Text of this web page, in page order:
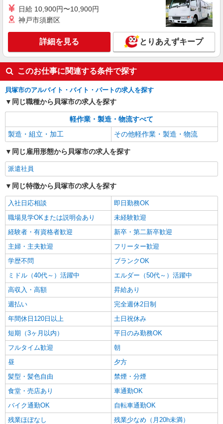
日給 10,900円〜10,900円
神戸市須磨区
詳細を見る とりあえずキープ
このお仕事に関連する条件で探す
貝塚市のアルバイト・バイト・パートの求人を探す
同じ職種から貝塚市の求人を探す
軽作業・製造・物流すべて
製造・組立・加工
その他軽作業・製造・物流
同じ雇用形態から貝塚市の求人を探す
派遣社員
同じ特徴から貝塚市の求人を探す
入社日応相談
即日勤務OK
職場見学OKまたは説明会あり
未経験歓迎
経験者・有資格者歓迎
新卒・第二新卒歓迎
主婦・主夫歓迎
フリーター歓迎
学歴不問
ブランクOK
ミドル（40代～）活躍中
エルダー（50代～）活躍中
高収入・高額
昇給あり
週払い
完全週休2日制
年間休日120日以上
土日祝休み
短期（3ヶ月以内）
平日のみ勤務OK
フルタイム歓迎
朝
昼
夕方
髪型・髪色自由
禁煙・分煙
食堂・売店あり
車通勤OK
バイク通勤OK
自転車通勤OK
残業ほぼなし
残業少なめ（月20h未満）